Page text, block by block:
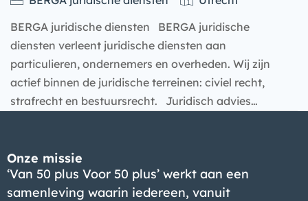
BERGA juridische diensten BERGA juridische
diensten verleent juridische diensten aan
particulieren, ondernemers en overheden. Wij zijn
actief binnen de juridische terreinen: civiel recht,
strafrecht en bestuursrecht. Juridisch advies…
Onze missie
‘Van 50 plus Voor 50 plus’ werkt aan een
samenleving waarin iedereen, vanuit